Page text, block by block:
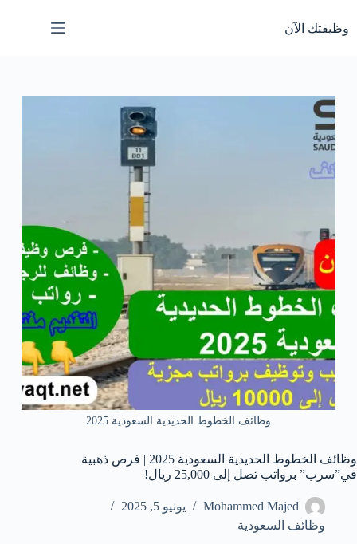
المحتوى
وظيفتك الآن
وظائف الخطوط الحديدية السعودية 2025
وظائف الخطوط الحديدية السعودية 2025 | فرص ذهبية
في”سرب” برواتب تصل إلى 25,000 ريال!
Mohammed Majed
يونيو 5, 2025
وظائف السعودية